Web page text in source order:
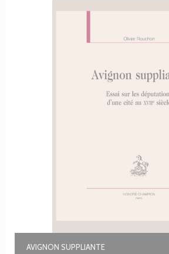
AVIGNON SUPPLIANTE